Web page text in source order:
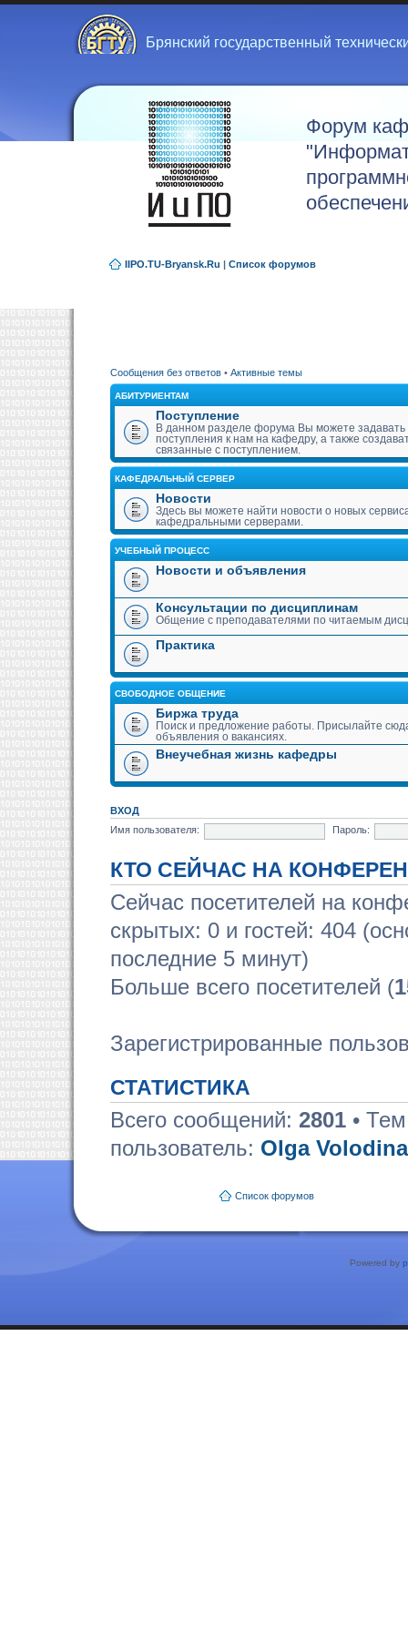
Брянский государственный
Форум
IIPO.TU-Bryansk.Ru | Список форумов
Сообщения без ответов • Активные темы
АБИТУРИЕНТАМ
Поступление
В данном разделе форума Вы можете
поступления к нам на кафедру, а также
связанные с поступлением.
КАФЕДРАЛЬНЫЙ СЕРВЕР
Новости
Здесь вы можете найти новости о новых
кафедральными серверами.
УЧЕБНЫЙ ПРОЦЕСС
Новости и объявления
Консультации по дисциплинам
Общение с преподавателями по читаемым
Практика
СВОБОДНОЕ ОБЩЕНИЕ
Биржа труда
Поиск и предложение работы. Присылайте
объявления о вакансиях.
Внеучебная жизнь кафедры
ВХОД
Имя пользователя:
Пароль:
КТО СЕЙЧАС НА
Сейчас посетителей на
скрытых: 0 и гостей: 404
последние 5 минут)
Больше всего посетителей (
Зарегистрированные
СТАТИСТИКА
Всего сообщений: 2801 •
пользователь: Olga Volodina
Список форумов
Powered by